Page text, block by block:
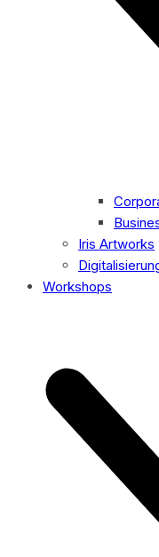
Iris Artworks
Workshops